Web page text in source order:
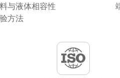
与液体相容性
方法